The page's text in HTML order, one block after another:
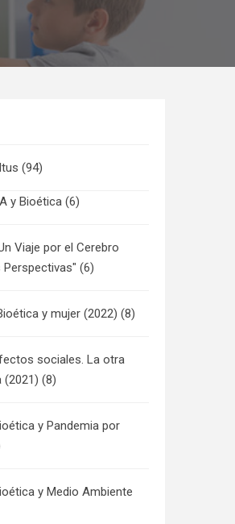
(94)
y Bioética (6)
Viaje por el Cerebro
(6)
y mujer (2022) (8)
sociales. La otra
(2021) (8)
y Pandemia por
y Medio Ambiente